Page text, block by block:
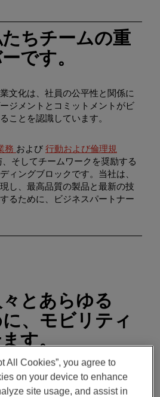
検索
ちチームの重
です。
文化は、社員の公平性と関係に
ジメントとコミットメントがビ
ことを認識しています。
務 および 行動および倫理規
そしてチームワークを奨励する
ィングブロックです。当社は、
し、最高品質の製品と最新の技
るために、ビジネスパートナー
とあらゆる
、モビリティ
す。
All Cookies”, you agree to
on your device to enhance
site usage, and assist in